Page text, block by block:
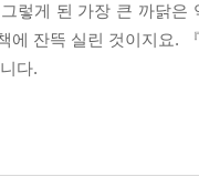
렇게 된 가장 큰 까닭은
에 잔뜩 실린 것이지요.
다.